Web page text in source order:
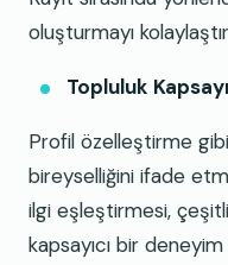
oluşturmayı
Topluluk
Profil özelleştirme gibi
bireyselliğini ifade
ilgi eşleştirmesi,
kapsayıcı bir